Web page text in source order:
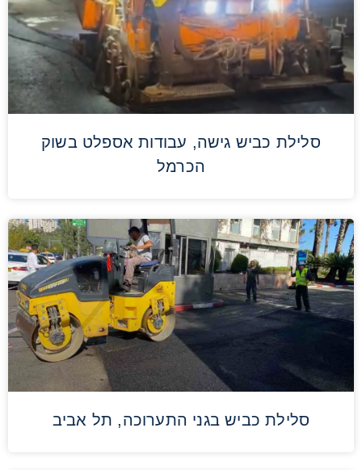
סלילת כביש גישה, עבודות אספלט בשוק
הכרמל
סלילת כביש בגני התערוכה, תל אביב